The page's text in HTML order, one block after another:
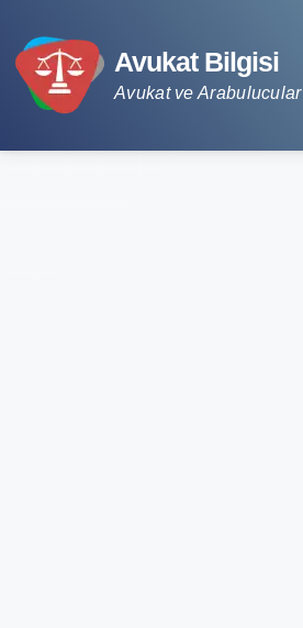
Avukat Bilgisi
Avukat ve Arabulucular